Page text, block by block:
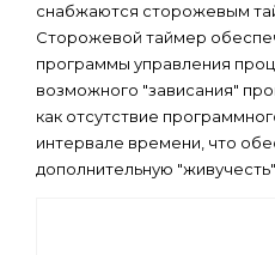
снабжаются сторожевым
Сторожевой таймер
программы управления
возможного "зависания"
как отсутствие
интервале времени, что
дополнительную